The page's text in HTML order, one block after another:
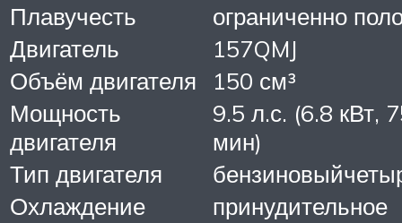
Плавучесть
ограниченно
Двигатель
157QMJ
Объём двигателя
150 см³
Мощность
двигателя
9.5 л.с. (6.8 кВт,
мин)
Тип двигателя
Охлаждение
принудительное